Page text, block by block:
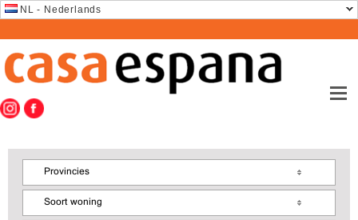
NL - Nederlands
Provincies
Soort woning